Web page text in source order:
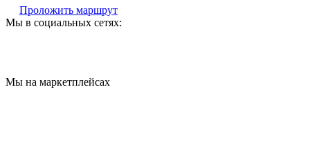
Проложить маршрут
Мы в социальных сетях:
Мы на маркетплейсах